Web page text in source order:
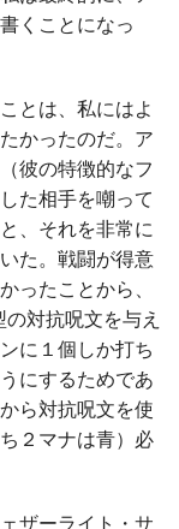
くことになっ
とは、私にはよ
かったのだ。ア
彼の特徴的なフ
た相手を嘲って
、それを非常に
た。戦闘が得意
ったことから、
対抗呪文を与え
に１個しか打ち
にするためであ
ら対抗呪文を使
２マナは青）必
ザーライト・サ